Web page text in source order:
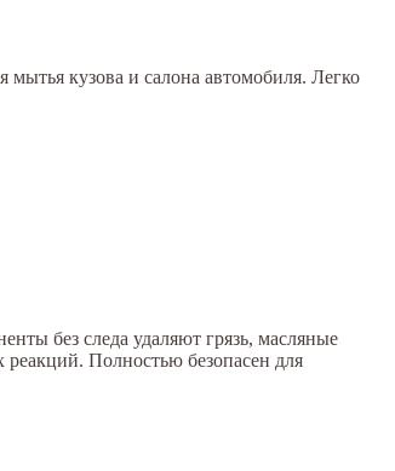
кузова и салона автомобиля. Легко
без следа удаляют грязь, масляные
Полностью безопасен для